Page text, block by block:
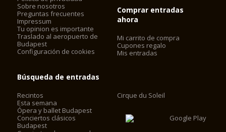
Sobre nosotros
Preguntas frecuentes
Impressum
Tu opinion es importante
Traslado al aeropuerto de
Budapest
Configuración de cookies
Comprar entradas
ahora
Mi carrito de compra
Cupones regalo
Mis entradas
Búsqueda de entradas
Recintos
Esta semana
Ópera y ballet Budapest
Conciertos clásicos
Budapest
Cirque du Soleil